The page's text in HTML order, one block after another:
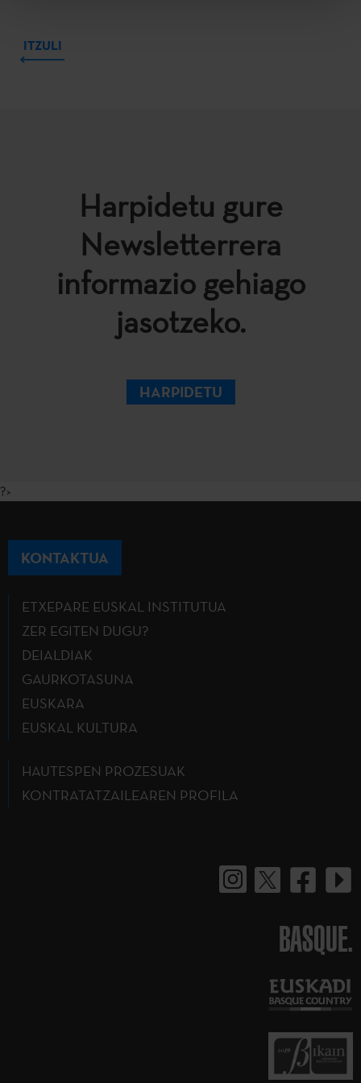
ITZULI
Harpidetu gure
Newsletterrera
informazio gehiago
jasotzeko.
HARPIDETU
?>
KONTAKTUA
ETXEPARE EUSKAL INSTITUTUA
ZER EGITEN DUGU?
DEIALDIAK
GAURKOTASUNA
EUSKARA
EUSKAL KULTURA
HAUTESPEN PROZESUAK
KONTRATATZAILEAREN PROFILA
BASQUE.